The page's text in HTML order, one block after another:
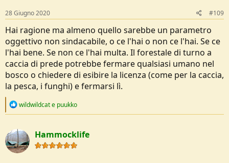
28 Giugno 2020 #109
Hai ragione ma almeno quello sarebbe un parametro
oggettivo non sindacabile, o ce l'hai o non ce l'hai. Se ce
l'hai bene. Se non ce l'hai multa. Il forestale di turno a
caccia di prede potrebbe fermare qualsiasi umano nel
bosco o chiedere di esibire la licenza (come per la caccia,
la pesca, i funghi) e fermarsi lì.
R
c
t
i
o
wildwildcate puukko
Hammocklife